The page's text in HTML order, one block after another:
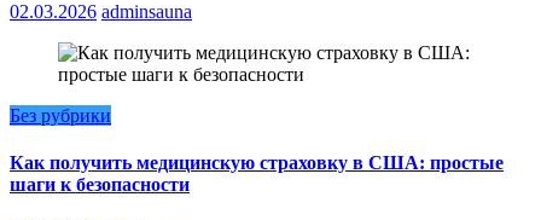
02.03.2026 adminsauna
Без рубрики
Как получить медицинскую страховку в США: простые
шаги к безопасности